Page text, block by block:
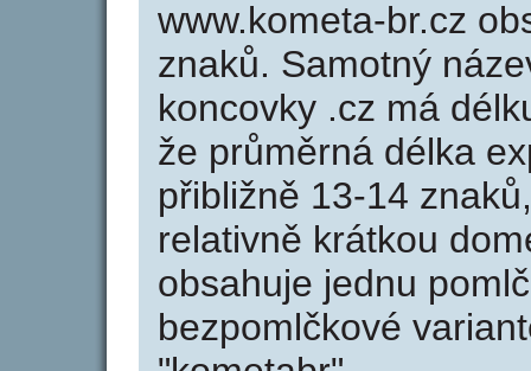
www.kometa-br.cz
znaků. Samotný
koncovky .cz má
že průměrná délka
přibližně 13-14
relativně krátkou
obsahuje jednu
bezpomlčkové